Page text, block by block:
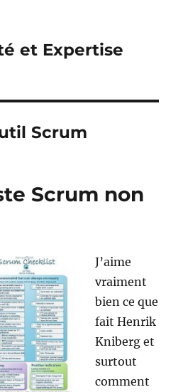
et Expertise
Scrum
Scrum non
J’aime
vraiment
bien ce que
fait Henrik
Kniberg et
surtout
comment